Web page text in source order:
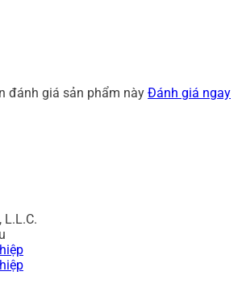
đánh giá sản phẩm này Đánh giá ngay
L.L.C.